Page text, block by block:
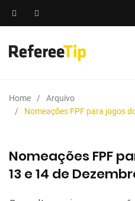
Home
Arquivo
Nomeações FPF para jogos
Nomeações FPF
13 e 14 de